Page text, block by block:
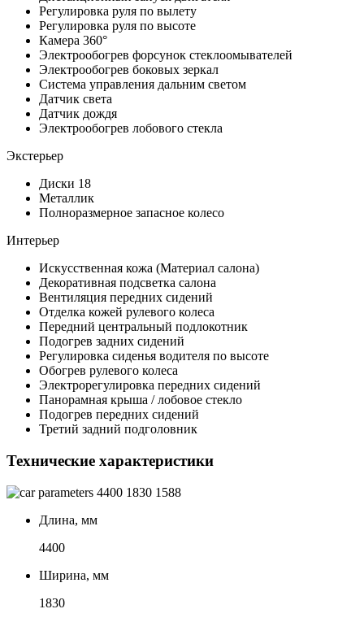
Регулировка руля по вылету
Регулировка руля по высоте
Камера 360°
Электрообогрев форсунок стеклоомывателей
Электрообогрев боковых зеркал
Система управления дальним светом
Датчик света
Датчик дождя
Электрообогрев лобового стекла
Экстерьер
Диски 18
Металлик
Полноразмерное запасное колесо
Интерьер
Искусственная кожа (Материал салона)
Декоративная подсветка салона
Вентиляция передних сидений
Отделка кожей рулевого колеса
Передний центральный подлокотник
Подогрев задних сидений
Регулировка сиденья водителя по высоте
Обогрев рулевого колеса
Электрорегулировка передних сидений
Панорамная крыша / лобовое стекло
Подогрев передних сидений
Третий задний подголовник
Технические характеристики
4400 1830 1588
Длина, мм
4400
Ширина, мм
1830